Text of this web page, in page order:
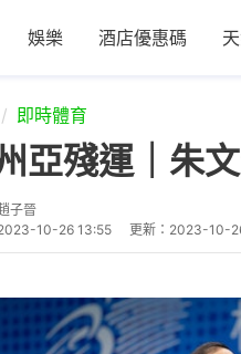
娛樂 酒店優惠碼
即時體育
亞殘運｜朱
子晉
10-26 13:55 更新： 2023-10-